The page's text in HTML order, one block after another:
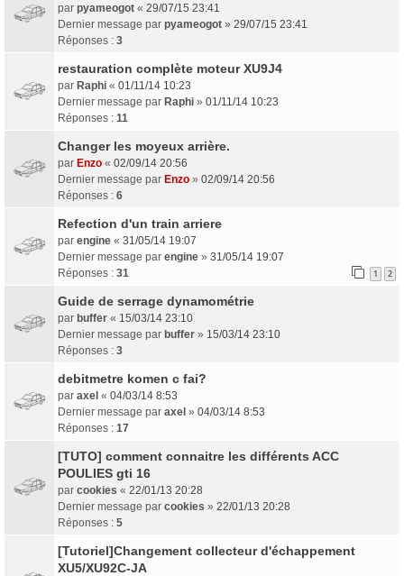
par pyameogot « 29/07/15 23:41
Dernier message par pyameogot » 29/07/15 23:41
Réponses : 3
restauration complète moteur XU9J4
par Raphi « 01/11/14 10:23
Dernier message par Raphi » 01/11/14 10:23
Réponses : 11
Changer les moyeux arrière.
par Enzo « 02/09/14 20:56
Dernier message par Enzo » 02/09/14 20:56
Réponses : 6
Refection d'un train arriere
par engine « 31/05/14 19:07
Dernier message par engine » 31/05/14 19:07
Réponses : 31 1 2
Guide de serrage dynamométrie
par buffer « 15/03/14 23:10
Dernier message par buffer » 15/03/14 23:10
Réponses : 3
debitmetre komen c fai?
par axel « 04/03/14 8:53
Dernier message par axel » 04/03/14 8:53
Réponses : 17
[TUTO] comment connaitre les différents ACC
POULIES gti 16
par cookies « 22/01/13 20:28
Dernier message par cookies » 22/01/13 20:28
Réponses : 5
[Tutoriel]Changement collecteur d'échappement
XU5/XU92C-JA